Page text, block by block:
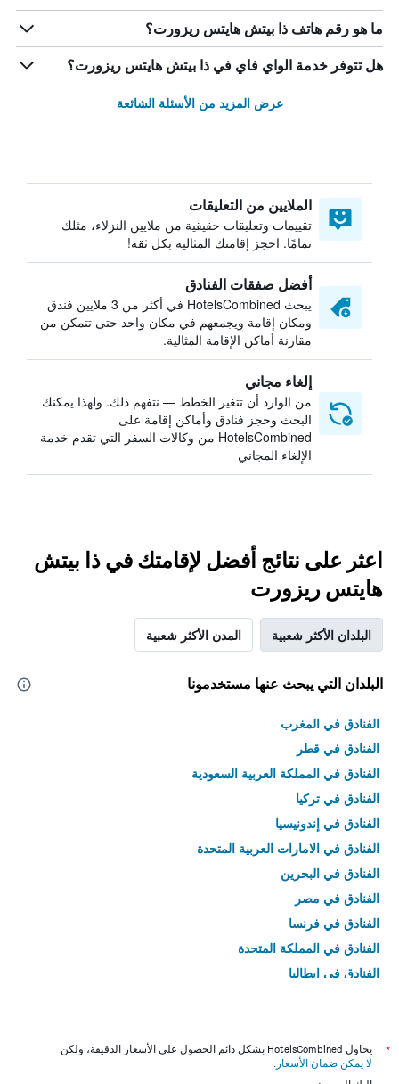
ما هو رقم هاتف ذا بيتش هايتس ريزورت؟
هل تتوفر خدمة الواي فاي في ذا بيتش هايتس ريزورت؟
عرض المزيد من الأسئلة الشائعة
الملايين من التعليقات
تقييمات وتعليقات حقيقية من ملايين النزلاء، مثلك
تمامًا. احجز إقامتك المثالية بكل ثقة!
أفضل صفقات الفنادق
يبحث HotelsCombined في أكثر من 3 ملايين فندق
ومكان إقامة ويجمعهم في مكان واحد حتى تتمكن من
مقارنة أماكن الإقامة المثالية.
إلغاء مجاني
من الوارد أن تتغير الخطط — نتفهم ذلك. ولهذا يمكنك
البحث وحجز فنادق وأماكن إقامة على
HotelsCombined من وكالات السفر التي تقدم خدمة
الإلغاء المجاني
اعثر على نتائج أفضل لإقامتك في ذا بيتش
هايتس ريزورت
البلدان الأكثر شعبية المدن الأكثر شعبية
البلدان التي يبحث عنها مستخدمونا
الفنادق في المغرب
الفنادق في قطر
الفنادق في المملكة العربية السعودية
الفنادق في تركيا
الفنادق في إندونيسيا
الفنادق في الامارات العربية المتحدة
الفنادق في البحرين
الفنادق في مصر
الفنادق في فرنسا
الفنادق في المملكة المتحدة
الفنادق في إيطاليا
*
يحاول HotelsCombined بشكل دائم الحصول على الأسعار الدقيقة، ولكن
لا يمكن ضمان الأسعار .